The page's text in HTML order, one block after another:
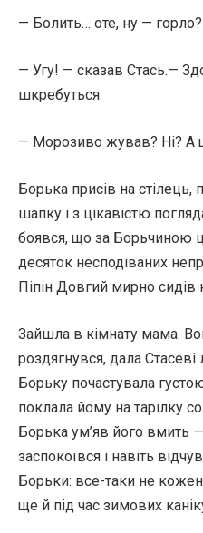
— Болить… оте, ну —
— Угу! — сказав Стась.—
шкребуться.
— Морозиво жував? Ні? А
Борька присів на стілець,
шапку і з цікавістю
боявся, що за Борьчиною
десяток несподіваних
Піпін Довгий мирно сидів
Зайшла в кімнату мама.
роздягнувся, дала Стасеві
Борьку почастувала
поклала йому на тарілку
Борька ум’яв його вмить —
заспокоївся і навіть
Борьки: все-таки не кожен
ще й під час зимових